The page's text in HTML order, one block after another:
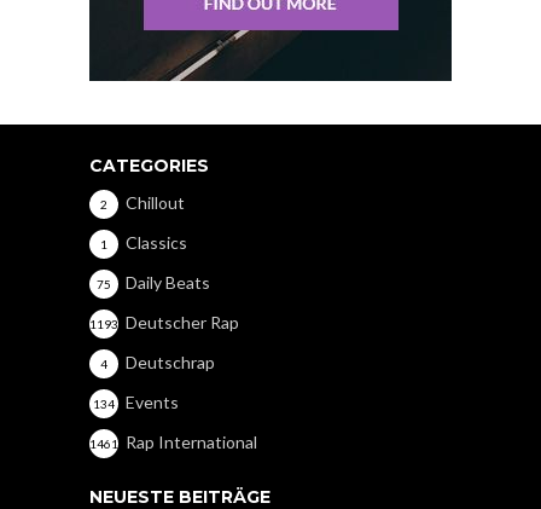
CATEGORIES
Chillout
2
Classics
1
Daily Beats
75
Deutscher Rap
1193
Deutschrap
4
Events
134
Rap International
1461
NEUESTE BEITRÄGE